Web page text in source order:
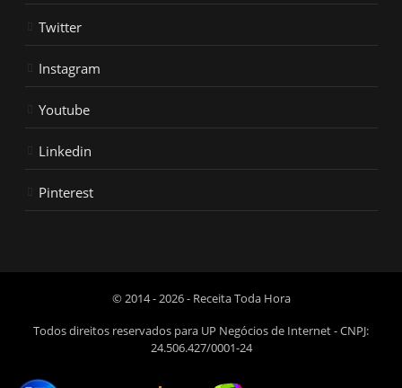
Twitter
Instagram
Youtube
Linkedin
Pinterest
© 2014 - 2026 - Receita Toda Hora
Todos direitos reservados para UP Negócios de Internet - CNPJ:
24.506.427/0001-24